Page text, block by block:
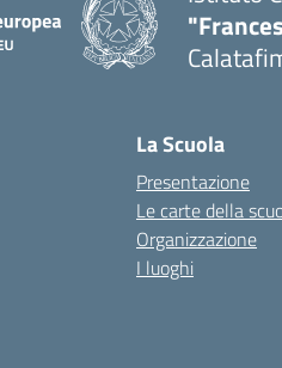
La Scuola
Presentazione
Le carte della
Organizzazione
I luoghi